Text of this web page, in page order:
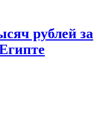
рублей за